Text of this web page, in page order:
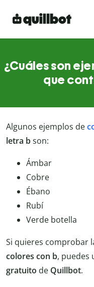
¿Cuáles son
que
Algunos ejemplos de
letra bson:
Ámbar
Cobre
Ébano
Rubí
Verde botella
Si quieres comprobar
colores con b, puedes
gratuito de Quillbot.